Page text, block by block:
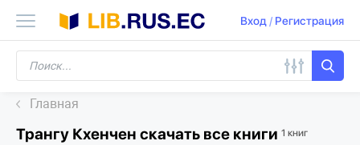
Вход/ Регистрация
Главная
Трангу Кхенчен скачать все книги 1 книг